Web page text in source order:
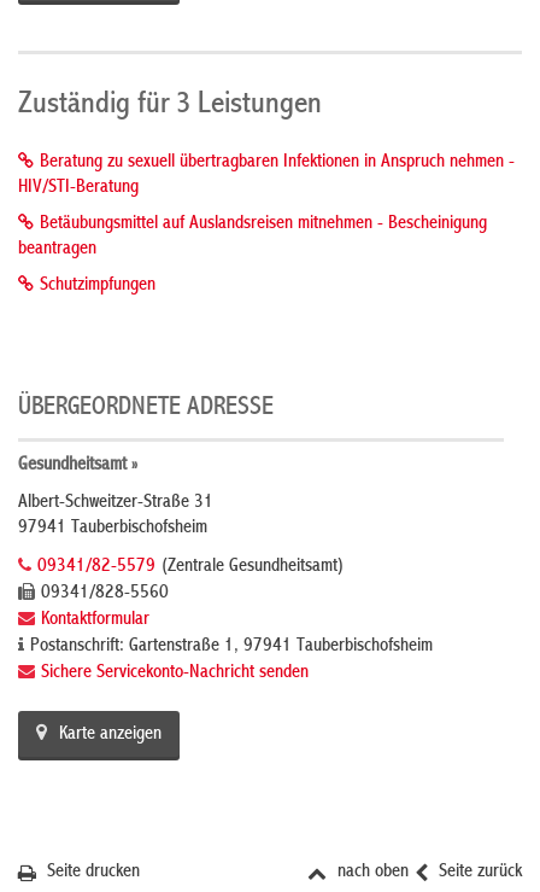
Zuständig für 3 Leistungen
Beratung zu sexuell übertragbaren Infektionen in Anspruch nehmen -
HIV/STI-Beratung
Betäubungsmittel auf Auslandsreisen mitnehmen - Bescheinigung
beantragen
Schutzimpfungen
ÜBERGEORDNETE ADRESSE
Gesundheitsamt »
Albert-Schweitzer-Straße 31
97941 Tauberbischofsheim
09341/82-5579 (Zentrale Gesundheitsamt)
09341/828-5560
Kontaktformular
Postanschrift: Gartenstraße 1, 97941 Tauberbischofsheim
Sichere Servicekonto-Nachricht senden
Karte anzeigen
Seite zurück
nach oben
Seite drucken